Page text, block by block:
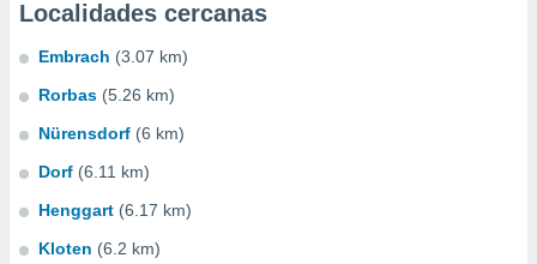
Localidades cercanas
Embrach (3.07 km)
Rorbas (5.26 km)
Nürensdorf (6 km)
Dorf (6.11 km)
Henggart (6.17 km)
Kloten (6.2 km)